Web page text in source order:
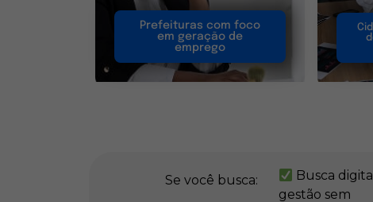
Prefeituras com foco
em geração de
emprego
Se você busca:
Busca
gestão sem